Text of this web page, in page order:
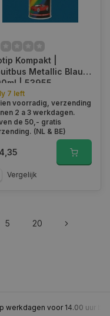
Kompakt |
Metallic Blauw
| 53955
7 left
voorradig, verzending
2 a 3 werkdagen.
de 50,- gratis
(NL & BE)
Vergelijk
5 20
werkdagen voor 14.00 uur
Aanbieder/Domein
www.autoklusser.nl
29
53
.webshopapp.com
57